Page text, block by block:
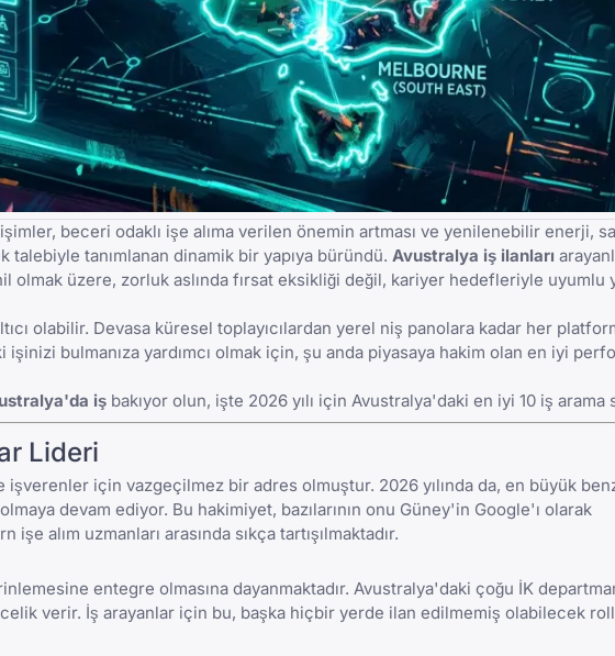
beceri odaklı işe alıma verilen önemin artması ve yenilenebilir enerji,
tanımlanan dinamik bir yapıya büründü. Avustralya iş ilanları
olmak üzere, zorluk aslında fırsat eksikliği değil, kariyer hedefleriyle uyumlu
olabilir. Devasa küresel toplayıcılardan yerel niş panolara kadar her
bulmanıza yardımcı olmak için, şu anda piyasaya hakim olan en iyi
iş bakıyor olun, işte 2026 yılı için Avustralya'daki en iyi 10 iş arama
Lideri
işverenler için vazgeçilmez bir adres olmuştur. 2026 yılında da, en büyük
devam ediyor. Bu hakimiyet, bazılarının onu Güney'in Google'ı olarak
alım uzmanları arasında sıkça tartışılmaktadır.
entegre olmasına dayanmaktadır. Avustralya'daki çoğu İK
verir. İş arayanlar için bu, başka hiçbir yerde ilan edilmemiş olabilecek